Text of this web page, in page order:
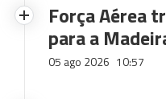
Força Aérea
para a
05 ago 2026 10:57